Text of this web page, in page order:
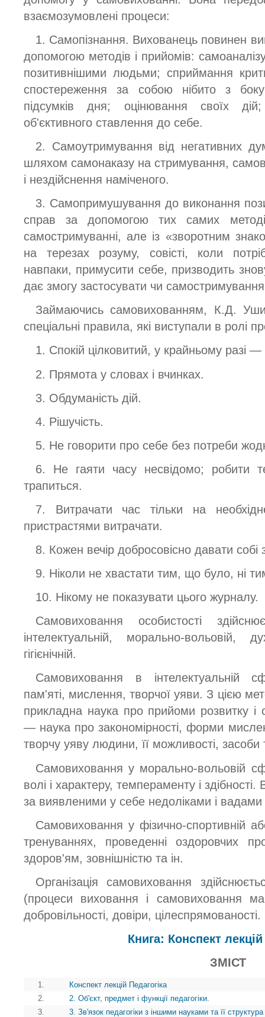
взаємозумовлені процеси:
1. Самопізнання. Вихованець повинен
допомогою методів і прийомів:
позитивнішими людьми; сприймання
спостереження за собою нібито з
підсумків дня; оцінювання своїх
об'єктивного ставлення до себе.
2. Самоутримування від негативних
шляхом самонаказу на стримування,
і нездійснення наміченого.
3. Самопримушування до виконання
справ за допомогою тих самих
самостримуванні, але із «зворотним
на терезах розуму, совісті, коли
навпаки, примусити себе, призводить
дає змогу застосувати чи
Займаючись самовихованням, К.Д.
спеціальні правила, які виступали в ролі
1. Спокій цілковитий, у крайньому разі —
2. Прямота у словах і вчинках.
3. Обдуманість дій.
4. Рішучість.
5. Не говорити про себе без потреби
6. Не гаяти часу несвідомо;
трапиться.
7. Витрачати час тільки на
пристрастями витрачати.
8. Кожен вечір добросовісно давати собі
9. Ніколи не хвастати тим, що було, ні
10. Нікому не показувати цього журналу.
Самовиховання особистості
інтелектуальній, морально-вольовій,
гігієнічній.
Самовиховання в інтелектуальній
пам'яті, мислення, творчої уяви. З цією
прикладна наука про прийоми розвитку і
— наука про закономірності, форми
творчу уяву людини, її можливості, засоби
Самовиховання у морально-вольовій
волі і характеру, темпераменту і
за виявленими у себе недоліками і вадами
Самовиховання у фізично-спортивній
тренуваннях, проведенні оздоровчих
здоров'ям, зовнішністю та ін.
Організація самовиховання
(процеси виховання і самовиховання
добровільності, довіри, цілеспрямованості.
Книга: Конспект лекцій
ЗМІСТ
1.
Конспект лекцій Педагогіка
2.
2. Об'єкт, предмет і функції педагогіки.
3.
3. Зв'язок педагогіки з іншими науками та її структура